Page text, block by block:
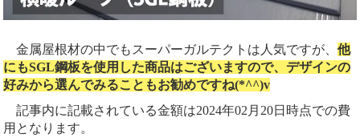
金属屋根材の中でもスーパーガルテクトは人気ですが、他
にもSGL鋼板を使用した商品はございますので、デザインの
好みから選んでみることもお勧めですね(*^^)v
記事内に記載されている金額は2024年02月20日時点での費
用となります。